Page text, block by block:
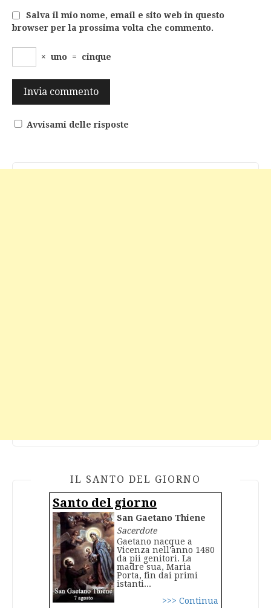
Salva il mio nome, email e sito web in questo
browser per la prossima volta che commento.
× uno = cinque
Avvisami delle risposte
IL SANTO DEL GIORNO
Santo del giorno
San Gaetano Thiene
Sacerdote
Gaetano nacque a
Vicenza nell'anno 1480
da pii genitori. La
madre sua, Maria
Porta, fin dai primi
istanti...
>>> Continua